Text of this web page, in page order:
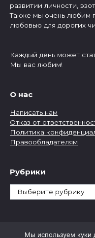
развитии личности,
Также мы очень любим
любовью для дорогих
Каждый день может
Мы вас любим!
О нас
Написать нам
Отказ от
Политика
Правообладателям
Рубрики
Рубрики
Мы используем куки